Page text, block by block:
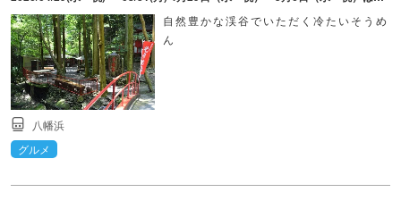
自然豊かな渓谷でいただく冷たいそうめ
ん
八幡浜
グルメ